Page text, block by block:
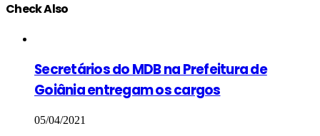
Check Also
Close
Secretários do MDB na Prefeitura de
Goiânia entregam os cargos
05/04/2021